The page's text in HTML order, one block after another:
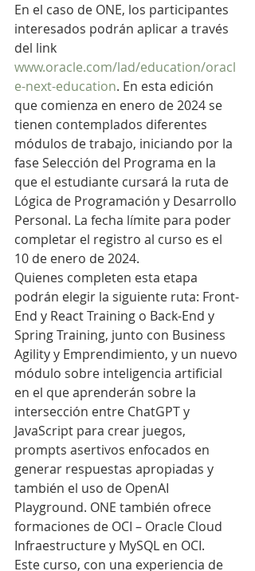
En el caso de ONE, los participantes
interesados podrán aplicar a través
del link
www.oracle.com/lad/education/oracl
e-next-education. En esta edición
que comienza en enero de 2024 se
tienen contemplados diferentes
módulos de trabajo, iniciando por la
fase Selección del Programa en la
que el estudiante cursará la ruta de
Lógica de Programación y Desarrollo
Personal. La fecha límite para poder
completar el registro al curso es el
10 de enero de 2024.
Quienes completen esta etapa
podrán elegir la siguiente ruta: Front-
End y React Training o Back-End y
Spring Training, junto con Business
Agility y Emprendimiento, y un nuevo
módulo sobre inteligencia artificial
en el que aprenderán sobre la
intersección entre ChatGPT y
JavaScript para crear juegos,
prompts asertivos enfocados en
generar respuestas apropiadas y
también el uso de OpenAI
Playground. ONE también ofrece
formaciones de OCI – Oracle Cloud
Infraestructure y MySQL en OCI.
Este curso, con una experiencia de